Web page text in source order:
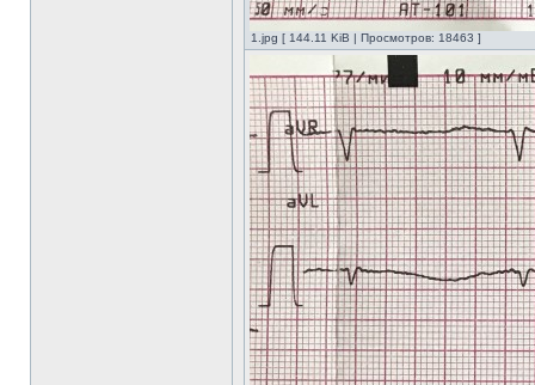
1.jpg [ 144.11 KiB | Просмотров: 18463 ]